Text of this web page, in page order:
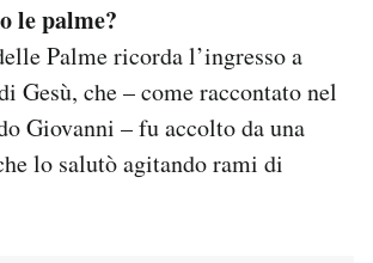
le palme?
Palme ricorda l’ingresso a
Gesù, che – come raccontato nel
Giovanni – fu accolto da una
lo salutò agitando rami di